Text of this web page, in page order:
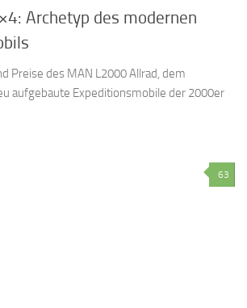
Archetyp des modernen
Preise des MAN L2000 Allrad, dem
aufgebaute Expeditionsmobile der 2000er
63